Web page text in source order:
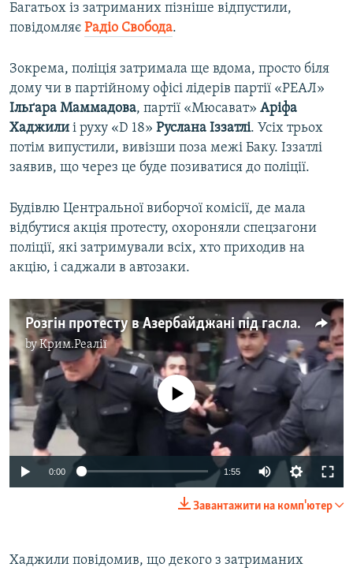
Багатьох із затриманих пізніше відпустили,
повідомляє Радіо Свобода.
Зокрема, поліція затримала ще вдома, просто біля
дому чи в партійному офісі лідерів партії «РЕАЛ»
Ільґара Маммадова, партії «Мюсават» Аріфа
Хаджили і руху «D 18» Руслана Іззатлі. Усіх трьох
потім випустили, вивізши поза межі Баку. Іззатлі
заявив, що через це буде позиватися до поліції.
Будівлю Центральної виборчої комісії, де мала
відбутися акція протесту, охороняли спецзагони
поліції, які затримували всіх, хто приходив на
акцію, і саджали в автозаки.
Розгін протесту в Азербайджані під гасла «Свободу!» та «Вільні вибори!» – відео
byКрим.Реалії
No media source currently available
0:00 1:55 Auto
Завантажити на комп'ютер
Хаджили повідомив, що декого з затриманих